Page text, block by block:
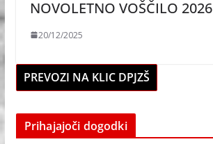
NOVOLETNO VOŠČILO 2026
20/12/2025
PREVOZI NA KLIC DPJZŠ
Prihajajoči dogodki